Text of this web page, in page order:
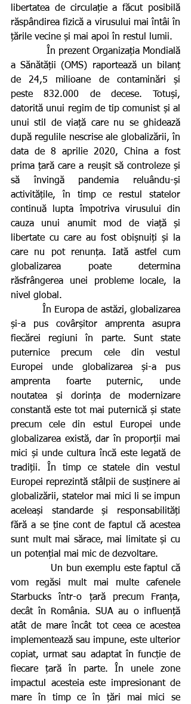
libertatea de circulație a făcut posibilă
răspândirea fizică a virusului mai întâi în
țările vecine și mai apoi în restul lumii.
a Sănătății (OMS) raportează un bilanț
de 24,5 milioane de contaminări și
peste 832.000 de decese. Totuși,
datorită unui regim de tip comunist și al
unui stil de viață care nu se ghidează
după regulile nescrise ale globalizării, în
data de 8 aprilie 2020, China a fost
prima țară care a reușit să controleze și
să învingă pandemia reluându-și
activitățile, în timp ce restul statelor
continuă lupta împotriva virusului din
cauza unui anumit mod de viață și
libertate cu care au fost obișnuiți și la
care nu pot renunța. Iată astfel cum
globalizarea poate determina
răsfrângerea unei probleme locale, la
nivel global.
și-a pus covârșitor amprenta asupra
fiecărei regiuni în parte. Sunt state
puternice precum cele din vestul
Europei unde globalizarea și-a pus
amprenta foarte puternic, unde
noutatea și dorința de modernizare
constantă este tot mai puternică și state
precum cele din estul Europei unde
globalizarea există, dar în proporții mai
mici și unde cultura încă este legată de
tradiții. În timp ce statele din vestul
Europei reprezintă stâlpii de susținere ai
globalizării, statelor mai mici li se impun
aceleași standarde și responsabilități
fără a se ține cont de faptul că acestea
sunt mult mai sărace, mai limitate și cu
un potențial mai mic de dezvoltare.
vom regăsi mult mai multe cafenele
Starbucks într-o țară precum Franța,
decât în România. SUA au o influență
atât de mare încât tot ceea ce acestea
implementează sau impune, este ulterior
copiat, urmat sau adaptat în funcție de
fiecare țară în parte. În unele zone
impactul acesteia este impresionant de
mare în timp ce în țări mai mici se